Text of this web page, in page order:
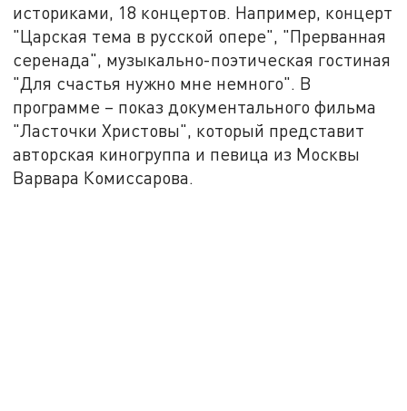
историками, 18 концертов. Например, концерт
"Царская тема в русской опере", "Прерванная
серенада", музыкально-поэтическая гостиная
"Для счастья нужно мне немного". В
программе – показ документального фильма
"Ласточки Христовы", который представит
авторская киногруппа и певица из Москвы
Варвара Комиссарова.